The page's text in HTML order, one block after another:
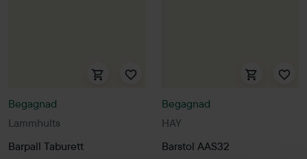
Lammhults
Begagnad
Barpall Taburett
HAY
Begagnad
Barstol AAS32